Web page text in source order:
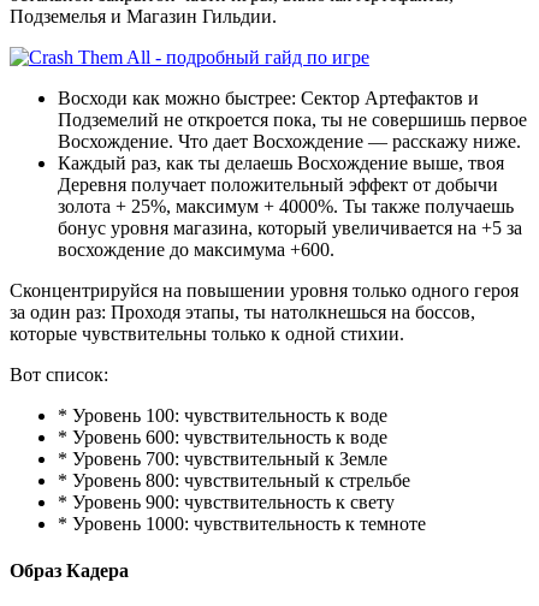
Подземелья и Магазин Гильдии.
Восходи как можно быстрее: Сектор Артефактов и
Подземелий не откроется пока, ты не совершишь первое
Восхождение. Что дает Восхождение — расскажу ниже.
Каждый раз, как ты делаешь Восхождение выше, твоя
Деревня получает положительный эффект от добычи
золота + 25%, максимум + 4000%. Ты также получаешь
бонус уровня магазина, который увеличивается на +5 за
восхождение до максимума +600.
Сконцентрируйся на повышении уровня только одного героя
за один раз: Проходя этапы, ты натолкнешься на боссов,
которые чувствительны только к одной стихии.
Вот список:
* Уровень 100: чувствительность к воде
* Уровень 600: чувствительность к воде
* Уровень 700: чувствительный к Земле
* Уровень 800: чувствительный к стрельбе
* Уровень 900: чувствительность к свету
* Уровень 1000: чувствительность к темноте
Образ Кадера